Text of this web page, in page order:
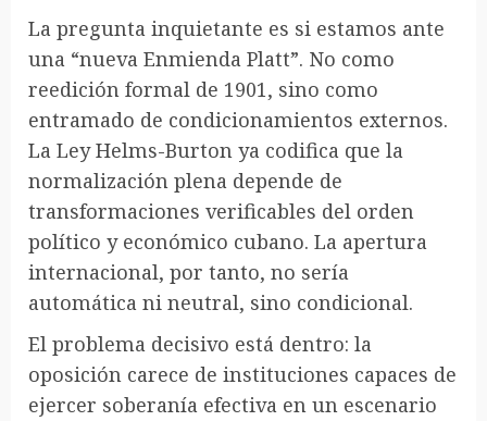
La pregunta inquietante es si estamos ante
una “nueva Enmienda Platt”. No como
reedición formal de 1901, sino como
entramado de condicionamientos externos.
La Ley Helms-Burton ya codifica que la
normalización plena depende de
transformaciones verificables del orden
político y económico cubano. La apertura
internacional, por tanto, no sería
automática ni neutral, sino condicional.
El problema decisivo está dentro: la
oposición carece de instituciones capaces de
ejercer soberanía efectiva en un escenario